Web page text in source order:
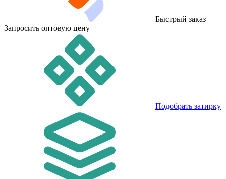
Быстрый заказ
Запросить оптовую цену
Подобрать затирку